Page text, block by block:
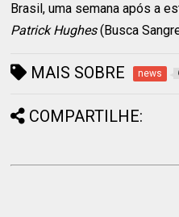
Brasil, uma semana após a
Patrick Hughes(Busca
MAIS SOBRE news
COMPARTILHE: